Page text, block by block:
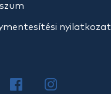
nyilatkozat